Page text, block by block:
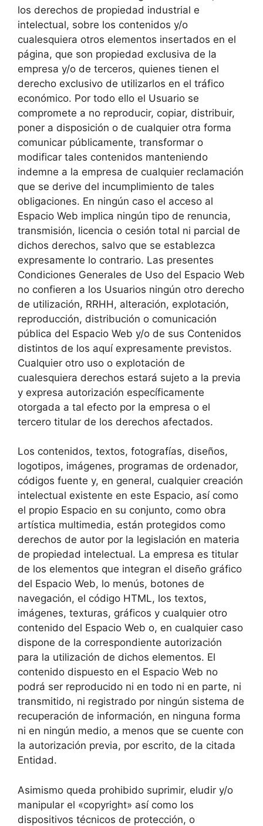
los derechos de propiedad industrial e
intelectual, sobre los contenidos y/o
cualesquiera otros elementos insertados en el
página, que son propiedad exclusiva de la
empresa y/o de terceros, quienes tienen el
derecho exclusivo de utilizarlos en el tráfico
económico. Por todo ello el Usuario se
compromete a no reproducir, copiar, distribuir,
poner a disposición o de cualquier otra forma
comunicar públicamente, transformar o
modificar tales contenidos manteniendo
indemne a la empresa de cualquier reclamación
que se derive del incumplimiento de tales
obligaciones. En ningún caso el acceso al
Espacio Web implica ningún tipo de renuncia,
transmisión, licencia o cesión total ni parcial de
dichos derechos, salvo que se establezca
expresamente lo contrario. Las presentes
Condiciones Generales de Uso del Espacio Web
no confieren a los Usuarios ningún otro derecho
de utilización, RRHH, alteración, explotación,
reproducción, distribución o comunicación
pública del Espacio Web y/o de sus Contenidos
distintos de los aquí expresamente previstos.
Cualquier otro uso o explotación de
cualesquiera derechos estará sujeto a la previa
y expresa autorización específicamente
otorgada a tal efecto por la empresa o el
tercero titular de los derechos afectados.
Los contenidos, textos, fotografías, diseños,
logotipos, imágenes, programas de ordenador,
códigos fuente y, en general, cualquier creación
intelectual existente en este Espacio, así como
el propio Espacio en su conjunto, como obra
artística multimedia, están protegidos como
derechos de autor por la legislación en materia
de propiedad intelectual. La empresa es titular
de los elementos que integran el diseño gráfico
del Espacio Web, lo menús, botones de
navegación, el código HTML, los textos,
imágenes, texturas, gráficos y cualquier otro
contenido del Espacio Web o, en cualquier caso
dispone de la correspondiente autorización
para la utilización de dichos elementos. El
contenido dispuesto en el Espacio Web no
podrá ser reproducido ni en todo ni en parte, ni
transmitido, ni registrado por ningún sistema de
recuperación de información, en ninguna forma
ni en ningún medio, a menos que se cuente con
la autorización previa, por escrito, de la citada
Entidad.
Asimismo queda prohibido suprimir, eludir y/o
manipular el «copyright» así como los
dispositivos técnicos de protección, o